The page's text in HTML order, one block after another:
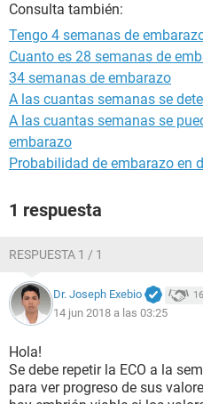
Consulta también:
Tengo 4 semanas de
Cuanto es 28 semanas de
34 semanas de embarazo
A las cuantas semanas se
A las cuantas semanas se
embarazo
Probabilidad de embarazo en
1 respuesta
RESPUESTA 1 / 1
Dr. Joseph Exebio
14 jun 2018 a las 03:25
Hola!
Se debe repetir la ECO a la
para ver progreso de sus